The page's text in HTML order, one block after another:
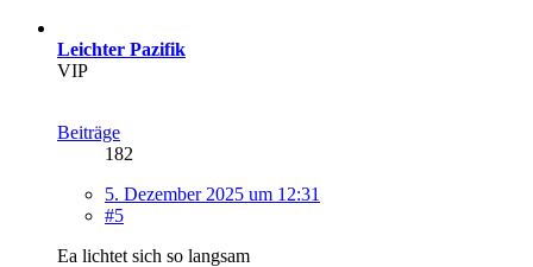
Leichter Pazifik
VIP
Beiträge
182
5. Dezember 2025 um 12:31
#5
Ea lichtet sich so langsam